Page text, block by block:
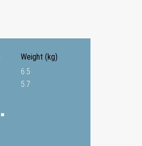
Weight (kg)
6.5
5.7